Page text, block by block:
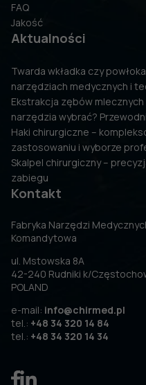
FAQ
Jakość
Aktualności
Twarda wkładka czy
narzędziach medycznych i
Ekstrakcja zębów
narzędzia wybrać?
Haki chirurgiczne –
zastosowaniu i wyborze
Skalpel chirurgiczny –
zabiegu
Kontakt
Fabryka Narzędzi
Komandytowa
ul. Mstowska 8A
42-240 Rudniki k/
POLAND
e-mail: info@chirmed.pl
tel.: +48 34 320 14 84
tel.: +48 34 320 14 34